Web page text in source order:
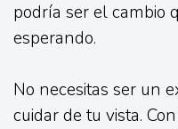
podría ser el cambio
esperando.
No necesitas ser un
cuidar de tu vista.